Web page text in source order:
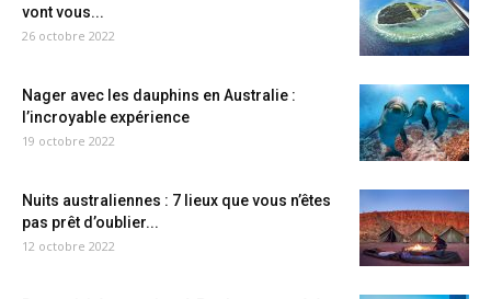
vont vous...
26 octobre 2022
Nager avec les dauphins en Australie :
l’incroyable expérience
19 octobre 2022
Nuits australiennes : 7 lieux que vous n’êtes
pas prêt d’oublier...
12 octobre 2022